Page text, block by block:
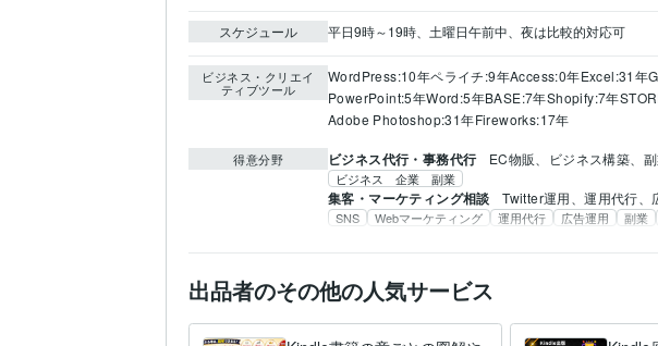
スケジュール 平日9時～19時、土曜日午前中、夜は比較的対応可
ビジネス・クリエイ
ティブツール
WordPress:10年ペライチ:9年Access:0年Excel:31年
PowerPoint:5年Word:5年BASE:7年Shopify:7年
Adobe Photoshop:31年Fireworks:17年
得意分野 ビジネス代行・事務代行 EC物販、ビジネス構築、
ビジネス 企業 副業
集客・マーケティング相談 Twitter運用、運用代行、
SNS Webマーケティング 運用代行 広告運用 副業
出品者のその他の人気サービス